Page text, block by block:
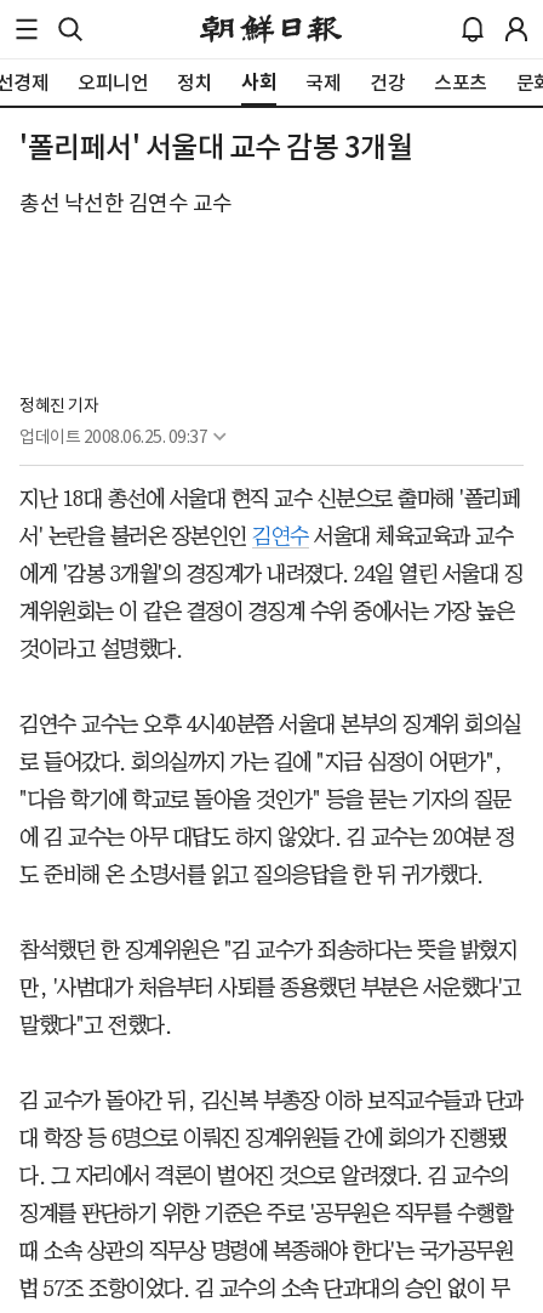
경제 오피니언 정치 사회 국제 건강 스포츠 문
'폴리페서' 서울대 교수 감봉 3개월
총선 낙선한 김연수 교수
정혜진 기자
업데이트 2008.06.25. 09:37
지난 18대 총선에 서울대 현직 교수 신분으로 출마해 '폴리페
서' 논란을 불러온 장본인인 김연수서울대 체육교육과 교수
에게 '감봉 3개월'의 경징계가 내려졌다. 24일 열린 서울대 징
계위원회는 이 같은 결정이 경징계 수위 중에서는 가장 높은
것이라고 설명했다.
김연수 교수는 오후 4시40분쯤 서울대 본부의 징계위 회의실
로 들어갔다. 회의실까지 가는 길에 "지금 심정이 어떤가",
"다음 학기에 학교로 돌아올 것인가" 등을 묻는 기자의 질문
에 김 교수는 아무 대답도 하지 않았다. 김 교수는 20여분 정
도 준비해 온 소명서를 읽고 질의응답을 한 뒤 귀가했다.
참석했던 한 징계위원은 "김 교수가 죄송하다는 뜻을 밝혔지
만, '사범대가 처음부터 사퇴를 종용했던 부분은 서운했다'고
말했다"고 전했다.
김 교수가 돌아간 뒤, 김신복 부총장 이하 보직교수들과 단과
대 학장 등 6명으로 이뤄진 징계위원들 간에 회의가 진행됐
다. 그 자리에서 격론이 벌어진 것으로 알려졌다. 김 교수의
징계를 판단하기 위한 기준은 주로 '공무원은 직무를 수행할
때 소속 상관의 직무상 명령에 복종해야 한다'는 국가공무원
법 57조 조항이었다. 김 교수의 소속 단과대의 승인 없이 무